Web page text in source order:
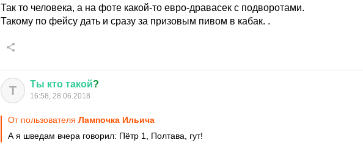
Так то человека, а на фоте какой-то евро-дравасек с подворотами.
Такому по фейсу дать и сразу за призовым пивом в кабак. .
Т Ты кто такой?
16:58, 28.06.2018
От пользователя Лампочка Ильича
А я шведам вчера говорил: Пётр 1, Полтава, гут!